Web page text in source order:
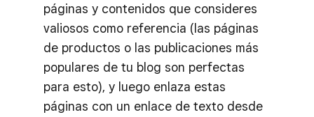
páginas y contenidos que consideres
valiosos como referencia (las páginas
de productos o las publicaciones más
populares de tu blog son perfectas
para esto), y luego enlaza estas
páginas con un enlace de texto desde